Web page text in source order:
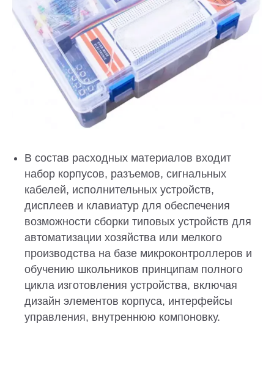
В состав расходных материалов входит
набор корпусов, разъемов, сигнальных
кабелей, исполнительных устройств,
дисплеев и клавиатур для обеспечения
возможности сборки типовых устройств для
автоматизации хозяйства или мелкого
производства на базе микроконтроллеров и
обучению школьников принципам полного
цикла изготовления устройства, включая
дизайн элементов корпуса, интерфейсы
управления, внутреннюю компоновку.